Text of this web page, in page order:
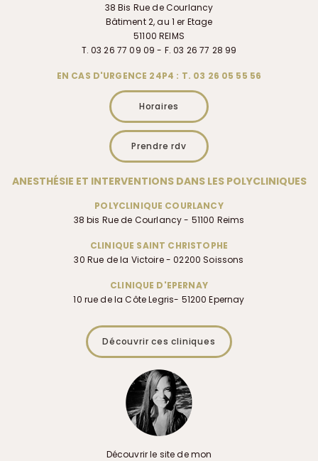
38 Bis Rue de Courlancy
Bâtiment 2, au 1 er Etage
51100 REIMS
T. 03 26 77 09 09 - F. 03 26 77 28 99
EN CAS D'URGENCE 24P4 : T. 03 26 05 55 56
Horaires
Prendre rdv
ANESTHÉSIE ET INTERVENTIONS DANS LES POLYCLINIQUES
POLYCLINIQUE COURLANCY
38 bis Rue de Courlancy - 51100 Reims
CLINIQUE SAINT CHRISTOPHE
30 Rue de la Victoire - 02200 Soissons
CLINIQUE D'EPERNAY
10 rue de la Côte Legris- 51200 Epernay
Découvrir ces cliniques
Découvrir le site de mon